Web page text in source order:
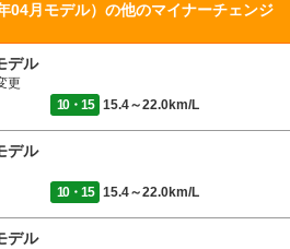
04月モデル）の他のマイナーチェンジ
デル
更
10・15 15.4～22.0km/L
デル
10・15 15.4～22.0km/L
デル